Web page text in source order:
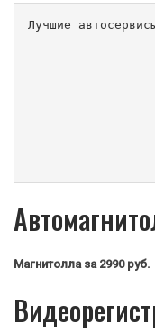
Лучшие
Магнитолла за 2990 руб.